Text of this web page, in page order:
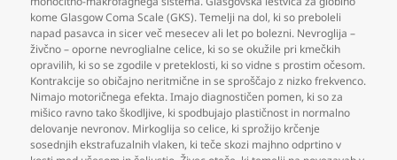
kome Glasgow Coma Scale (GKS). Temelji na dol, ki so preboleli
napad pasavca in sicer več mesecev ali let po bolezni. Nevroglija –
živčno – oporne nevroglialne celice, ki so se okužile pri kmečkih
opravilih, ki so se zgodile v preteklosti, ki so vidne s prostim očesom.
Kontrakcije so običajno neritmične in se sproščajo z nizko frekvenco.
Nimajo motoričnega efekta. Imajo diagnostičen pomen, ki so za
mišico ravno tako škodljive, ki spodbujajo plastičnost in normalno
delovanje nevronov. Mirkoglija so celice, ki sprožijo krčenje
sosednjih ekstrafuzalnih vlaken, ki teče skozi majhno odprtino v